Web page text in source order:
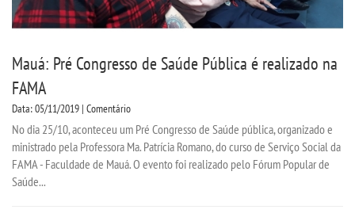
ACOMPANHAMENTO EGRESSO
CURSOS
BACHARELADOS
LICENCIATURAS
Mauá: Pré Congresso de Saúde Pública é realizado na
FAMA
Data: 05/11/2019 | Comentário
No dia 25/10, aconteceu um Pré Congresso de Saúde pública, organizado e
ministrado pela Professora Ma. Patrícia Romano, do curso de Serviço Social da
FAMA - Faculdade de Mauá. O evento foi realizado pelo Fórum Popular de
Saúde...